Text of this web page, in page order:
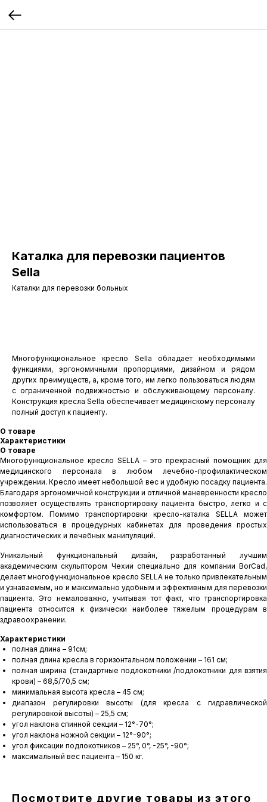
Каталка для перевозки пациентов
Sella
Каталки для перевозки больных
Многофункциональное кресло Sella обладает необходимыми
функциями, эргономичными пропорциями, дизайном и рядом
других преимуществ, а, кроме того, им легко пользоваться людям
с ограниченной подвижностью и обслуживающему персоналу.
Конструкция кресла Sella обеспечивает медицинскому персоналу
полный доступ к пациенту.
О товаре
Характеристики
О товаре
Многофункциональное кресло SELLA – это прекрасный помощник для
медицинского персонала в любом лечебно-профилактическом
учреждении. Кресло имеет небольшой вес и удобную посадку пациента.
Благодаря эргономичной конструкции и отличной маневренности кресло
позволяет осуществлять транспортировку пациента быстро, легко и с
комфортом. Помимо транспортировки кресло-каталка SELLA может
использоваться в процедурных кабинетах для проведения простых
диагностических и лечебных манипуляций.
Уникальный функциональный дизайн, разработанный лучшим
академическим скульптором Чехии специально для компании BorCad,
делает многофункциональное кресло SELLA не только привлекательным
и узнаваемым, но и максимально удобным и эффективным для перевозки
пациента. Это немаловажно, учитывая тот факт, что транспортировка
пациента относится к физически наиболее тяжелым процедурам в
здравоохранении.
Характеристики
полная длина – 91см;
полная длина кресла в горизонтальном положении – 161 см;
полная ширина (стандартные подлокотники /подлокотники для взятия
крови) – 68,5/70,5 см;
минимальная высота кресла – 45 см;
диапазон регулировки высоты (для кресла с гидравлической
регулировкой высоты) – 25,5 см;
угол наклона спинной секции – 12°-70°;
угол наклона ножной секции – 12°-90°;
угол фиксации подлокотников – 25°, 0°, -25°, -90°;
максимальный вес пациента – 150 кг.
Посмотрите другие товары из этого